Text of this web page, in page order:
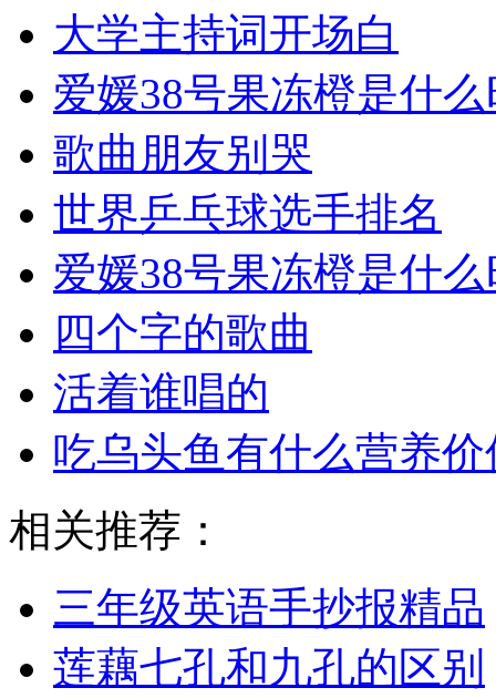
大学主持词开场白
爱媛38号果冻橙是什
歌曲朋友别哭
世界乒乓球选手排名
爱媛38号果冻橙是什
四个字的歌曲
活着谁唱的
吃乌头鱼有什么营养价
相关推荐：
三年级英语手抄报精品
莲藕七孔和九孔的区别